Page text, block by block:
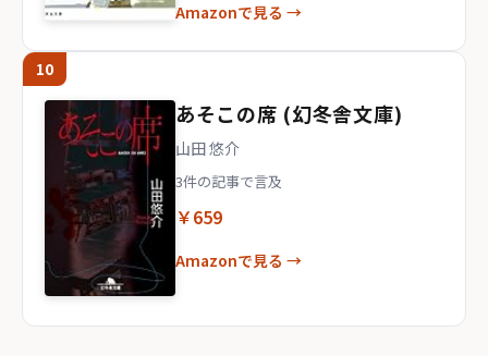
Amazonで見る →
10
あそこの席 (幻冬舎文庫)
山田 悠介
3件の記事で言及
￥659
Amazonで見る →